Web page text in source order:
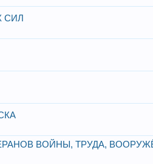
СИЛ
ВОЙНЫ, ТРУДА,